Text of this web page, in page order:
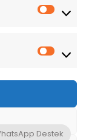
sunmak için
gezinerek,
Destek